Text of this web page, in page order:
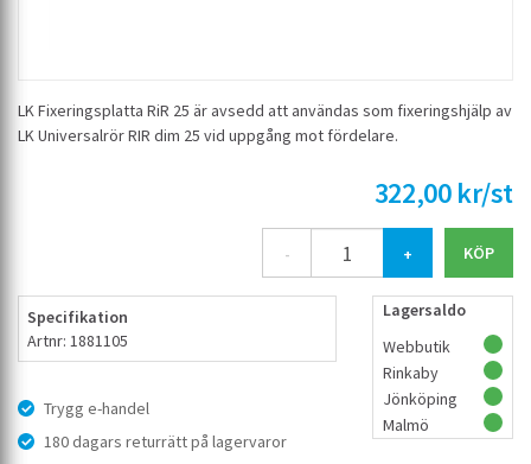
LK Fixeringsplatta RiR 25 är avsedd att användas som fixeringshjälp av
LK Universalrör RIR dim 25 vid uppgång mot fördelare.
322,00 kr/st
- +
Specifikation
Artnr: 1881105
Trygg e-handel
180 dagars returrätt på lagervaror
Lagersaldo
Webbutik
Rinkaby
Jönköping
Malmö